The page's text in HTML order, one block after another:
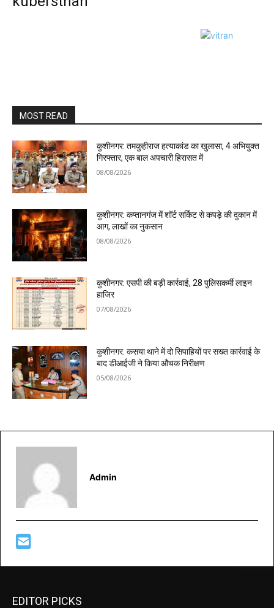
MOST READ
कुशीनगर: तमकुहीराज हत्याकांड का खुलासा, 4 अभियुक्त
गिरफ्तार, एक बाल अपचारी हिरासत में
08/08/2026
कुशीनगर: कप्तानगंज में शॉर्ट सर्किट से कपड़े की दुकान में
आग, लाखों का नुकसान
08/08/2026
कुशीनगर: एसपी की बड़ी कार्रवाई, 28 पुलिसकर्मी लाइन
हाजिर
07/08/2026
कुशीनगर: कसया थाने में दो सिपाहियों पर सख्त कार्रवाई के
बाद डीआईजी ने किया औचक निरीक्षण
05/08/2026
Admin
EDITOR PICKS